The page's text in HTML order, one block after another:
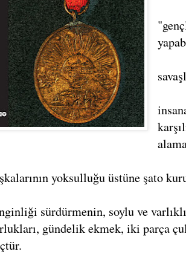
yoksulluğu üstüne şato
sürdürmenin, soylu ve
gündelik ekmek, iki parça